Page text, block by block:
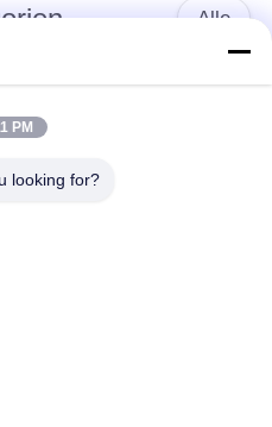
Alle
Verpackung
PM
looking for?